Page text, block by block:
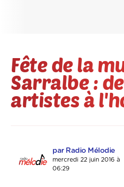
Fête de la
Sarralbe :
artistes à
par Radio Mélodie
mercredi 22 juin 2016 à
06:29